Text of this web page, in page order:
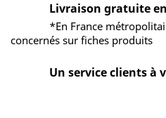
Livraison gratuite
*En France
concernés sur fiches produits
Un service clients à